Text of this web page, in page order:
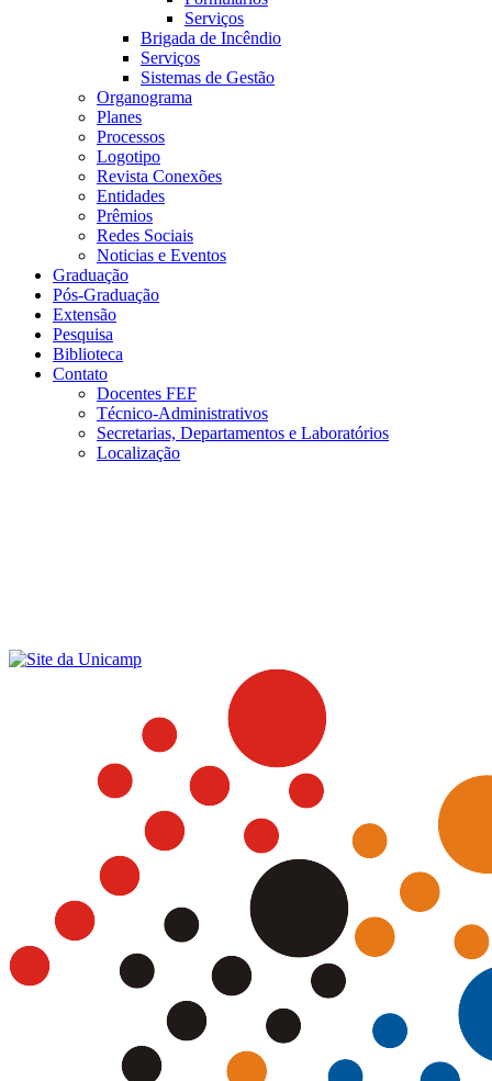
Serviços
Brigada de Incêndio
Serviços
Sistemas de Gestão
Organograma
Planes
Processos
Logotipo
Revista Conexões
Entidades
Prêmios
Redes Sociais
Noticias e Eventos
Graduação
Pós-Graduação
Extensão
Pesquisa
Biblioteca
Contato
Docentes FEF
Técnico-Administrativos
Secretarias, Departamentos e Laboratórios
Localização